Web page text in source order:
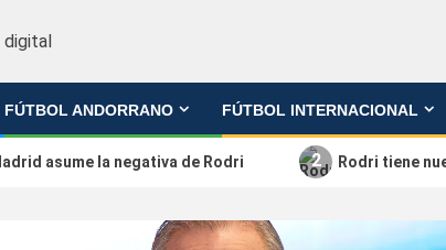
FÚTBOL ANDORRANO FÚTBOL INTERNACIONAL
asume la negativa de Rodri 2 Rodri tiene